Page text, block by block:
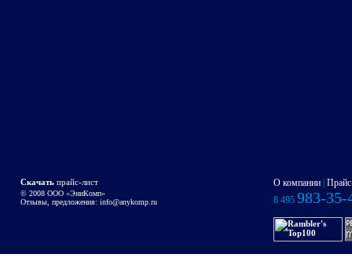
Скачать прайс-лист О компании
© 2008 OOO «ЭниКомп»
Отзывы, предложения: info@anykomp.ru 8 495 983-35-